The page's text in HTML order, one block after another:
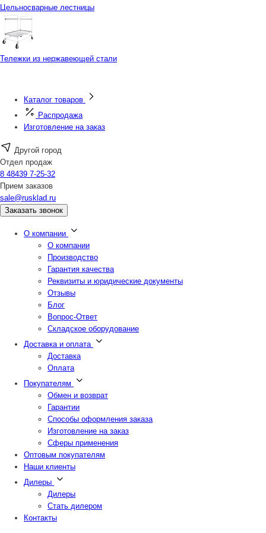
Цельносварные лестницы
Тележки из нержавеющей стали
Каталог товаров
Распродажа
Изготовление на заказ
Другой город
Отдел продаж
8 48439 7-25-32
Прием заказов
sale@rusklad.ru
Заказать звонок
О компании
О компании
Производство
Гарантия качества
Реквизиты и юридические документы
Отзывы
Блог
Вопрос-Ответ
Складское оборудование
Доставка и оплата
Доставка
Оплата
Покупателям
Обмен и возврат
Гарантии
Способы оформления заказа
Изготовление на заказ
Сферы применения
Оптовым покупателям
Наши клиенты
Дилеры
Дилеры
Стать дилером
Контакты